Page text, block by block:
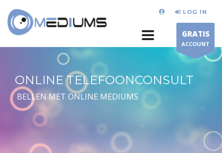
LOG IN
GRATIS
ACCOUNT
ONLINE TELEFOONCONSULT
BELLEN MET ONLINE MEDIUMS